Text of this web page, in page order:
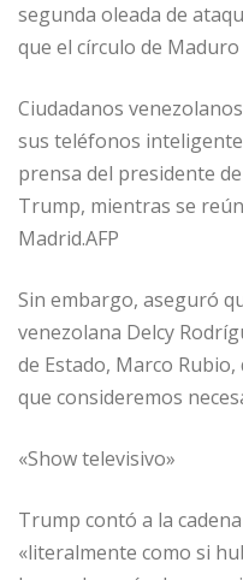
segunda oleada de
que el círculo de
Ciudadanos
sus teléfonos
prensa del presidente
Trump, mientras se
Madrid.AFP
Sin embargo, aseguró
venezolana Delcy
de Estado, Marco
que consideremos
«Show televisivo»
Trump contó a la
«literalmente como si